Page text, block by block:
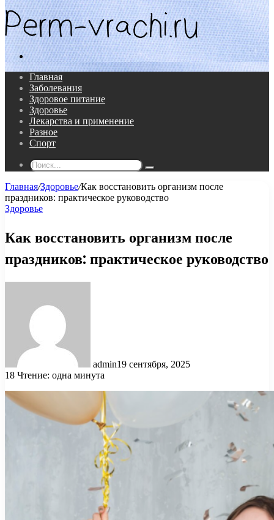
Поиск...
Главная
Заболевания
Здоровое питание
Здоровье
Лекарства и применение
Разное
Спорт
Поиск...
Главная/Здоровье/Как восстановить организм после
праздников: практическое руководство
Здоровье
Как восстановить организм после
праздников: практическое руководство
admin19 сентября, 2025
18 Чтение: одна минута